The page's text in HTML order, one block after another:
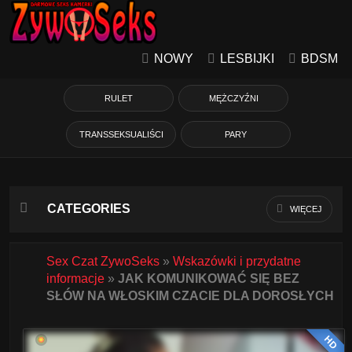
NOWY LESBIJKI BDSM
RULET MĘŻCZYŹNI
TRANSSEKSUALIŚCI PARY
CATEGORIES WIĘCEJ
Azjatycka
Babcie
Białe Dziewczyny
Sex Czat ZywoSeks » Wskazówki i przydatne
informacje » JAK KOMUNIKOWAĆ SIĘ BEZ
SŁÓW NA WŁOSKIM CZACIE DLA DOROSŁYCH
HD